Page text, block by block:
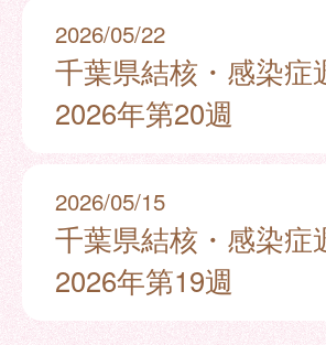
2026/05/22
千葉県結核・感染症
2026年第20週
2026/05/15
千葉県結核・感染症
2026年第19週